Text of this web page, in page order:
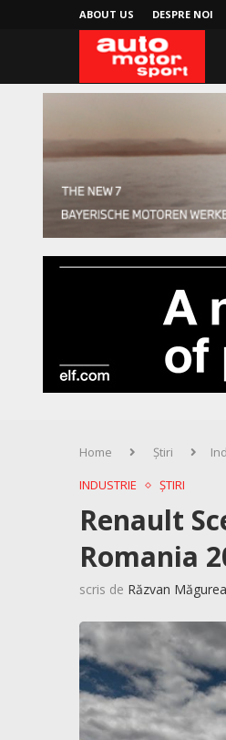
ABOUT US DESPRE NOI
Home Știri
INDUSTRIE
ȘTIRI
Renault
Romania
scris de Răzvan